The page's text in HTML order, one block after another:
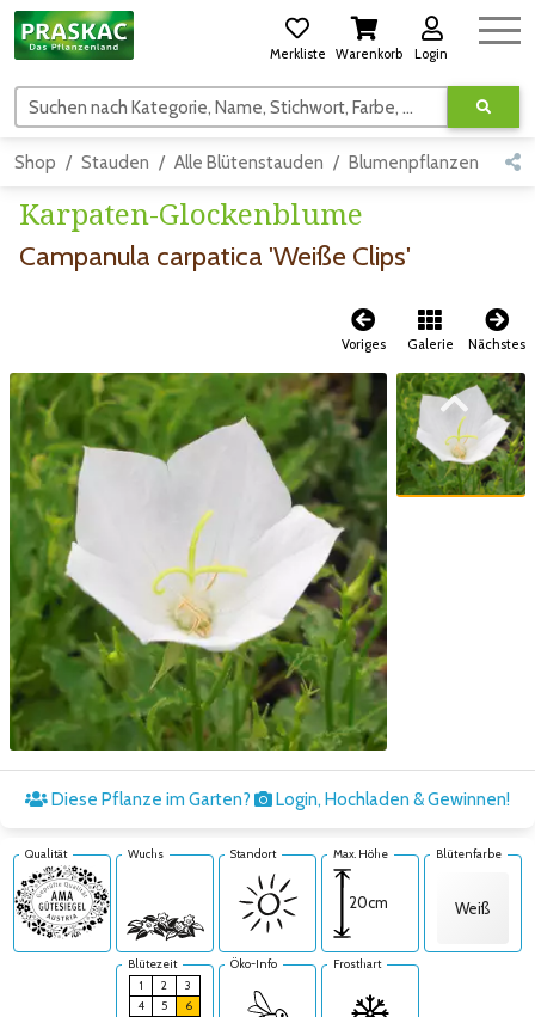
Merkliste Warenkorb Login
Suchen nach Kategorie, Name, Stichwort, Farbe, usw.
Shop Stauden Alle Blütenstauden Blumenpflanzen
Karpaten-Glockenblume
Campanula carpatica 'Weiße Clips'
Voriges Galerie Nächstes
Zum vorigen Bild
Zum nächsten Bild
Diese Pflanze im Garten? Login, Hochladen & Gewinnen!
Qualität Wuchs Standort Max. Höhe
20cm
Blütenfarbe
Weiß
Blütezeit
1
2
3
4
5
6
Öko-Info Frosthart